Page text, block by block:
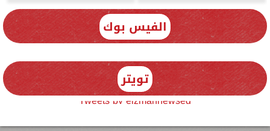
الفيس بوك
تويتر
Tweets by elzmannewseg